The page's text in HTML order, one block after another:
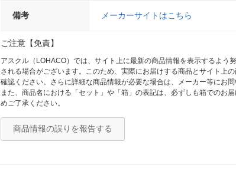
備考 メーカーサイトはこちら
ご注意【免責】
アスクル（LOHACO）では、サイト上に最新の商品情報を表示するよ
される場合がございます。このため、実際にお届けする商品とサイト上
確認ください。さらに詳細な商品情報が必要な場合は、メーカー等にお問
また、商品名における「セット」や「箱」の表記は、必ずしも箱でのお
めご了承ください。
商品情報の誤りを報告する